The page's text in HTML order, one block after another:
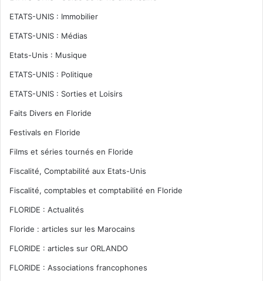
ETATS-UNIS : Immobilier
ETATS-UNIS : Médias
Etats-Unis : Musique
ETATS-UNIS : Politique
ETATS-UNIS : Sorties et Loisirs
Faits Divers en Floride
Festivals en Floride
Films et séries tournés en Floride
Fiscalité, Comptabilité aux Etats-Unis
Fiscalité, comptables et comptabilité en Floride
FLORIDE : Actualités
Floride : articles sur les Marocains
FLORIDE : articles sur ORLANDO
FLORIDE : Associations francophones